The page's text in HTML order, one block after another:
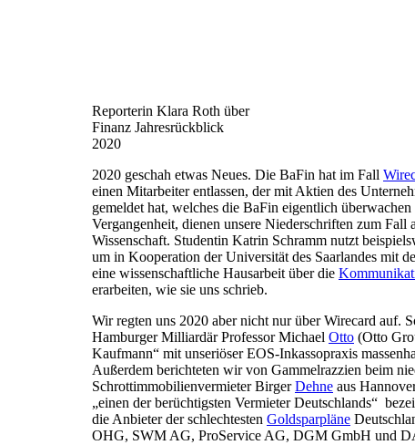
Reporterin Klara Roth über
Finanz Jahresrückblick
2020
2020 geschah etwas Neues. Die BaFin hat im Fall
einen Mitarbeiter entlassen, der mit Aktien des
gemeldet hat, welches die BaFin eigentlich
Vergangenheit, dienen unsere Niederschriften zum Fall
Wissenschaft. Studentin Katrin Schramm nutzt
um in Kooperation der Universität des Saarlandes mit
eine wissenschaftliche Hausarbeit über die
erarbeiten, wie sie uns schrieb.
Wir regten uns 2020 aber nicht nur über Wirecard auf.
Hamburger Milliardär Professor Michael Otto (Otto
Kaufmann“ mit unseriöser EOS-Inkassopraxis
Außerdem berichteten wir von Gammelrazzien beim
Schrottimmobilienvermieter BirgerDehne aus
„einen der berüchtigsten Vermieter Deutschlands“
die Anbieter der schlechtesten Goldsparpläne
OHG, SWM AG, ProService AG, DGM GmbH und